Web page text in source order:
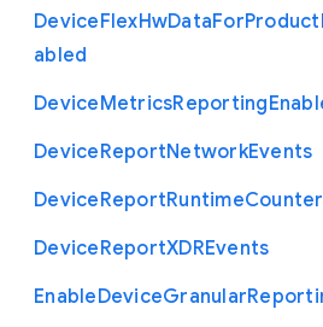
DeviceFlexHwDataForProduct
abled
DeviceMetricsReporting
DeviceReportNetworkEvents
DeviceReportRuntime
DeviceReportXDREvents
EnableDeviceGranular